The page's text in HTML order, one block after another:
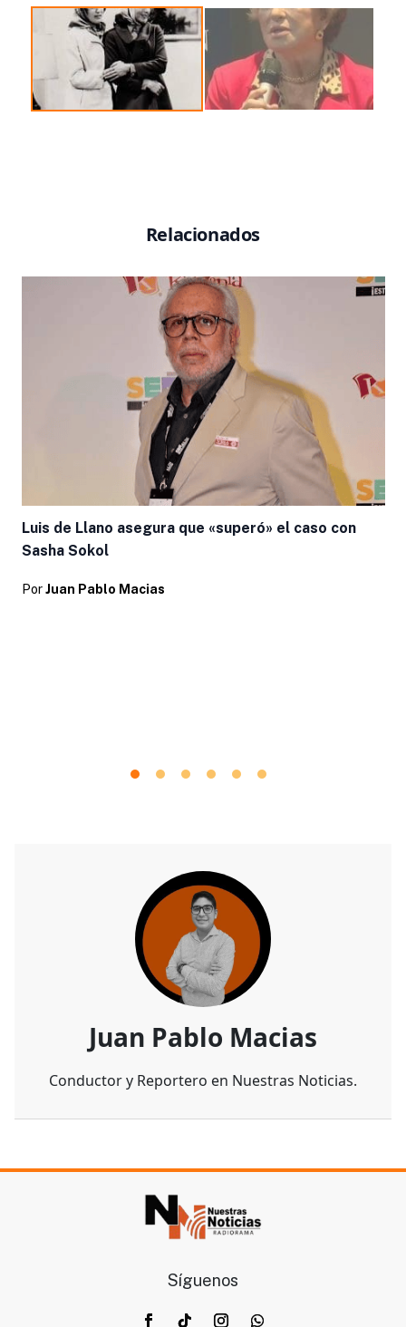
Relacionados
Luis de Llano asegura que «superó» el caso con
Sasha Sokol
Por Juan Pablo Macias
Juan Pablo Macias
Conductor y Reportero en Nuestras Noticias.
Síguenos